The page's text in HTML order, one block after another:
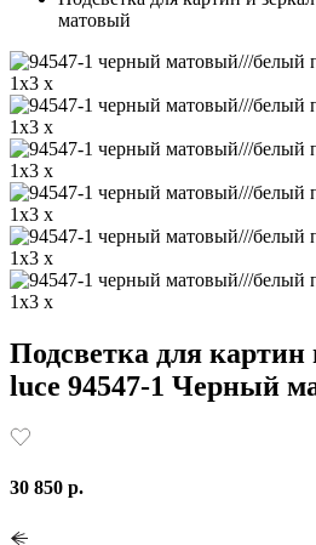
матовый
Подсветка для
luce 94547-1 Черный
30 850 р.